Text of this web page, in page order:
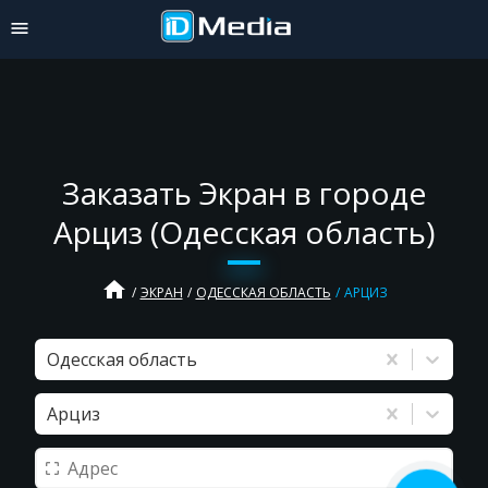
Заказать Экран в городе
Арциз (Одесская область)
home ЭКРАН ОДЕССКАЯ ОБЛАСТЬ АРЦИЗ
Одесская область
Арциз